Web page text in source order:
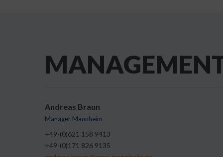
Andreas Braun
Manager Mannheim
+49-(0)621 158 9413
+49-(0)171 826 9135